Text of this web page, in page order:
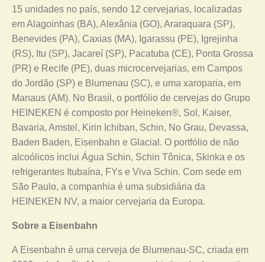
15 unidades no país, sendo 12 cervejarias, localizadas
em Alagoinhas (BA), Alexânia (GO), Araraquara (SP),
Benevides (PA), Caxias (MA), Igarassu (PE), Igrejinha
(RS), Itu (SP), Jacareí (SP), Pacatuba (CE), Ponta Grossa
(PR) e Recife (PE), duas microcervejarias, em Campos
do Jordão (SP) e Blumenau (SC), e uma xaroparia, em
Manaus (AM). No Brasil, o portfólio de cervejas do Grupo
HEINEKEN é composto por Heineken®, Sol, Kaiser,
Bavaria, Amstel, Kirin Ichiban, Schin, No Grau, Devassa,
Baden Baden, Eisenbahn e Glacial. O portfólio de não
alcoólicos inclui Água Schin, Schin Tônica, Skinka e os
refrigerantes Itubaína, FYs e Viva Schin. Com sede em
São Paulo, a companhia é uma subsidiária da
HEINEKEN NV, a maior cervejaria da Europa.
Sobre a Eisenbahn
A Eisenbahn é uma cerveja de Blumenau-SC, criada em